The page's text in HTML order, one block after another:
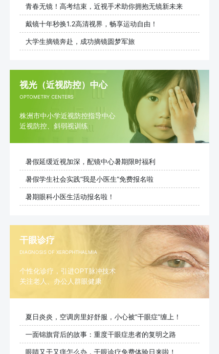
青春无镜！高考结束，近视手术助你拥抱无镜新未来
戴镜十年秒换1.2高清视界，畅享运动自由！
大学生摘镜奔赴，成功摘镜圆梦军旅
视光（近视防控）中心
OPTOMETRY CENTERS
株洲市中小学近视防控指导中心
近视防控、斜弱视训练
暑假延缓近视加深，配镜中心暑期限时福利
暑假学生社会实践“我是小医生”免费报名啦
暑期眼科小医生活动报名啦！
干眼诊疗
DIAGNOSIS OF XEROPHTHALMIA
个性化诊疗，引进OPT脉冲技术
关注老人、办公人群眼健康
夏日炎炎，空调房里好舒服，小心被“干眼症”缠上！
一面锦旗背后的故事：重度干眼症患者的复明之路
眼睛又干又痒怎么办，干眼诊疗免费体验日来啦！